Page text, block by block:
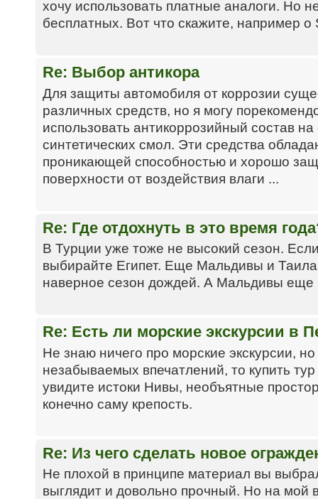
хочу использовать платные аналоги. Но
бесплатных. Вот что скажите, например
Re: Выбор антикора
Для защиты автомобиля от коррозии
различных средств, но я могу
использовать антикоррозийный состав
синтетических смол. Эти средства
проникающей способностью и хорошо
поверхности от воздействия влаги ...
Re: Где отдохнуть в это время
В Турции уже тоже не высокий сезон. Если
выбирайте Египет. Еще Мальдивы и
наверное сезон дождей. А Мальдивы еще
Re: Есть ли морские экскурсии в
Не знаю ничего про морские экскурсии,
незабываемых впечатлений, то купить
увидите истоки Нивы, необъятные
конечно саму крепость.
Re: Из чего сделать новое
Не плохой в принципе материал вы
выглядит и довольно прочный. Но на мой